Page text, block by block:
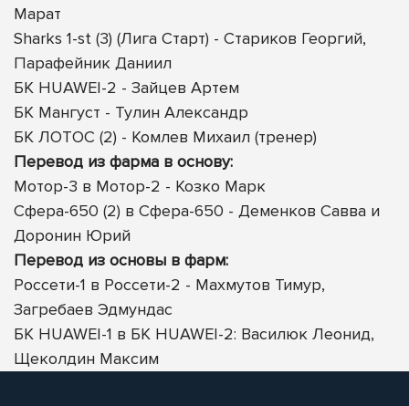
Марат
Sharks 1-st (3) (Лига Старт) - Стариков Георгий,
Парафейник Даниил
БК HUAWEI-2 - Зайцев Артем
БК Мангуст - Тулин Александр
БК ЛОТОС (2) - Комлев Михаил (тренер)
Перевод из фарма в основу:
Мотор-3 в Мотор-2 - Козко Марк
Сфера-650 (2) в Сфера-650 - Деменков Савва и
Доронин Юрий
Перевод из основы в фарм:
Россети-1 в Россети-2 - Махмутов Тимур,
Загребаев Эдмундас
БК HUAWEI-1 в БК HUAWEI-2: Василюк Леонид,
Щеколдин Максим